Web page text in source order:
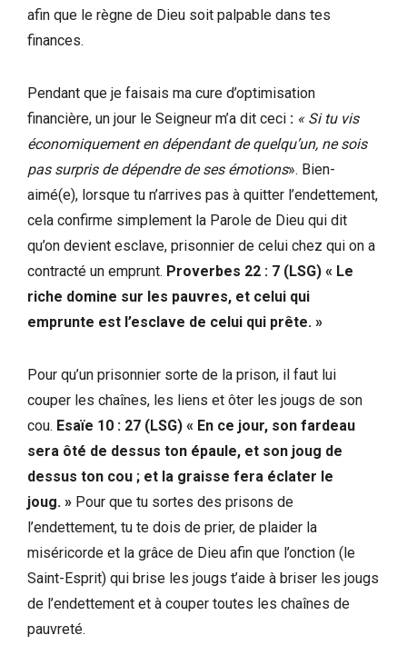
afin que le règne de Dieu soit palpable dans tes
finances.
Pendant que je faisais ma cure d’optimisation
financière, un jour le Seigneur m’a dit ceci : « Si tu vis
économiquement en dépendant de quelqu’un, ne sois
pas surpris de dépendre de ses émotions». Bien-
aimé(e), lorsque tu n’arrives pas à quitter l’endettement,
cela confirme simplement la Parole de Dieu qui dit
qu’on devient esclave, prisonnier de celui chez qui on a
contracté un emprunt. Proverbes 22 : 7 (LSG) « Le
riche domine sur les pauvres, et celui qui
emprunte est l’esclave de celui qui prête. »
Pour qu’un prisonnier sorte de la prison, il faut lui
couper les chaînes, les liens et ôter les jougs de son
cou. Esaïe 10 : 27 (LSG) « En ce jour, son fardeau
sera ôté de dessus ton épaule, et son joug de
dessus ton cou ; et la graisse fera éclater le
joug. » Pour que tu sortes des prisons de
l’endettement, tu te dois de prier, de plaider la
miséricorde et la grâce de Dieu afin que l’onction (le
Saint-Esprit) qui brise les jougs t’aide à briser les jougs
de l’endettement et à couper toutes les chaînes de
pauvreté.